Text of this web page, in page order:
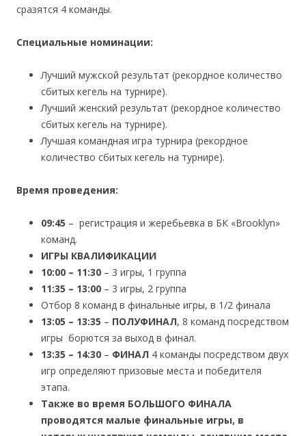
сразятся 4 команды.
Специальные номинации:
Лучший мужской результат (рекордное количество
сбитых кегель на турнире).
Лучший женский результат (рекордное количество
сбитых кегель на турнире).
Лучшая командная игра турнира (рекордное
количество сбитых кегель на турнире).
Время проведения:
09:45 – регистрация и жеребьевка в БК «Brooklyn»
команд.
ИГРЫ КВАЛИФИКАЦИИ
10:00 – 11:30 – 3 игры, 1 группа
11:35 – 13:00 – 3 игры, 2 группа
Отбор 8 команд в финальные игры, в 1/2 финала
13:05 – 13:35 – ПОЛУФИНАЛ, 8 команд посредством
игры борются за выход в финал.
13:35 – 14:30 – ФИНАЛ 4 команды посредством двух
игр определяют призовые места и победителя
этапа.
Также во время БОЛЬШОГО ФИНАЛА
проводятся малые финальные игры, в